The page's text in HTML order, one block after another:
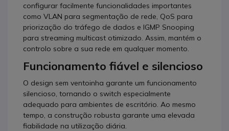
configurar facilmente funcionalidades importantes
como VLAN para segmentação de rede, QoS para
priorização do tráfego de dados e IGMP Snooping
para streaming multicast otimizado. Assim, mantém o
controlo sobre a sua rede em qualquer momento.
Funcionamento fiável e silencioso
O design sem ventoinha garante um funcionamento
silencioso, tornando o switch especialmente
adequado para ambientes de escritório. Ao mesmo
tempo, a construção robusta garante uma elevada
fiabilidade na utilização diária.